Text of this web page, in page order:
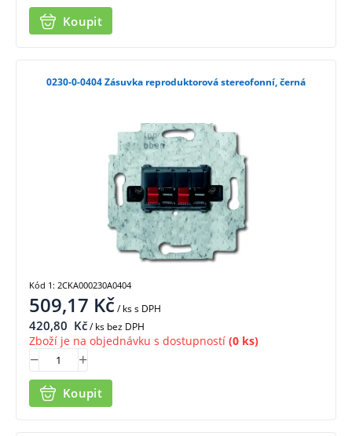
Koupit
0230-0-0404 Zásuvka reproduktorová stereofonní, černá
509,17 Kč/ kss DPH
420,80 Kč/ ks bez DPH
Zboží je na objednávku s dostupností (0 ks)
Koupit
Kód 1: 2CKA000230A0404